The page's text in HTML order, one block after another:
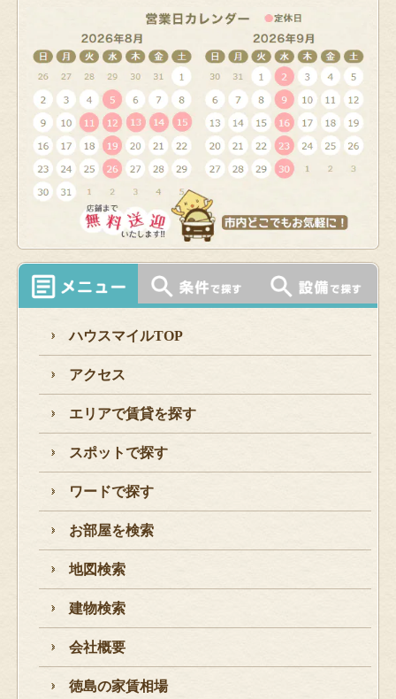
ハウスマイルTOP
アクセス
エリアで賃貸を探す
スポットで探す
ワードで探す
お部屋を検索
地図検索
建物検索
会社概要
徳島の家賃相場